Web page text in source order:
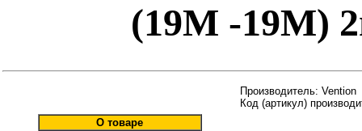
(19M -19M)
О товаре
Производитель: Vention
Код (артикул)